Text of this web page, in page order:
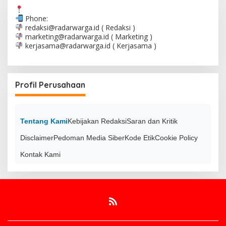
Phone:
redaksi@radarwarga.id ( Redaksi )
marketing@radarwarga.id ( Marketing )
kerjasama@radarwarga.id ( Kerjasama )
Profil Perusahaan
Tentang KamiKebijakan RedaksiSaran dan Kritik
DisclaimerPedoman Media SiberKode EtikCookie Policy
Kontak Kami